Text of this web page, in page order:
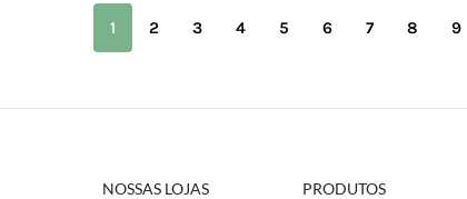
1 2 3 4 5 6 7 8 9
NOSSAS LOJAS PRODUTOS